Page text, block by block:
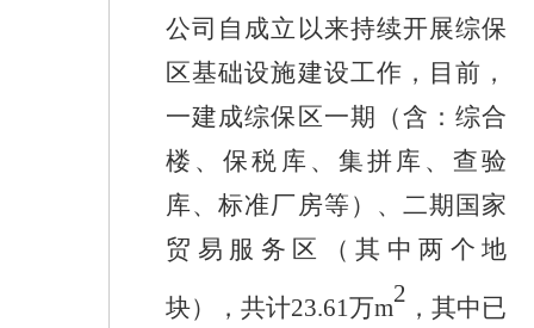
公司自成立以来持续开展综保
区基础设施建设工作，目前，
一建成综保区一期（含：综合
楼、保税库、集拼库、查验
库、标准厂房等）、二期国家
贸易服务区（其中两个地
块），共计23.61万m2 ，其中已